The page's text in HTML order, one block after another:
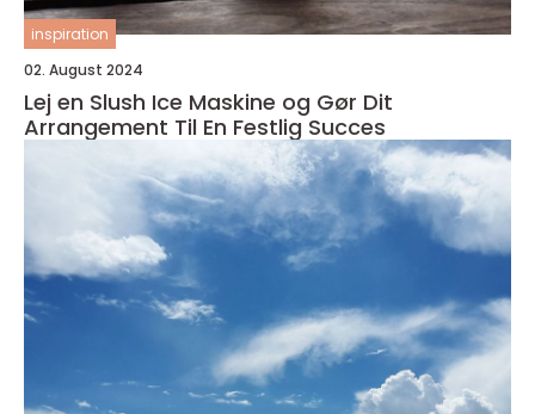
inspiration
02. August 2024
Lej en Slush Ice Maskine og Gør Dit
Arrangement Til En Festlig Succes